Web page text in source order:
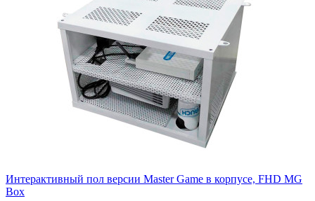
Интерактивный пол версии Master Game в корпусе, FHD MG
Box